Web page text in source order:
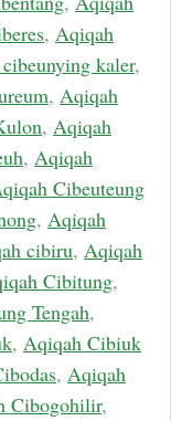
, Aqiqah
kaler,
, Aqiqah
, Aqiqah
, Aqiqah
Cibeuteung
, Aqiqah
cibiru, Aqiqah
Cibitung,
Tengah,
, Aqiqah Cibiuk
, Aqiqah
Cibogohilir,